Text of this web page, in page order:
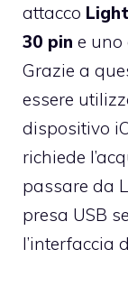
attacco
30 pin e uno
Grazie a
essere
dispositivo
richiede
passare da
presa USB
l’interfaccia